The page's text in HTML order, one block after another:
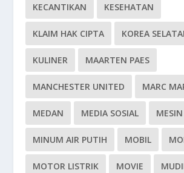
KECANTIKAN KESEHATAN
KLAIM HAK CIPTA KOREA
KULINER MAARTEN PAES
MANCHESTER UNITED MARC
MEDAN MEDIA SOSIAL MESIN
MINUM AIR PUTIH MOBIL
MOTOR LISTRIK MOVIE